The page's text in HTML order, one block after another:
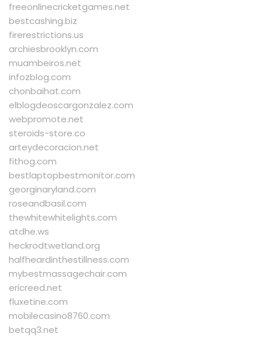
freeonlinecricketgames.net
bestcashing.biz
firerestrictions.us
archiesbrooklyn.com
muambeiros.net
infozblog.com
chonbaihat.com
elblogdeoscargonzalez.com
webpromote.net
steroids-store.co
arteydecoracion.net
fithog.com
bestlaptopbestmonitor.com
georginaryland.com
roseandbasil.com
thewhitewhitelights.com
atdhe.ws
heckrodtwetland.org
halfheardinthestillness.com
mybestmassagechair.com
ericreed.net
fluxetine.com
mobilecasino8760.com
betqq3.net